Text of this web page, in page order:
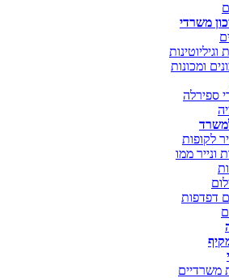
משרדי
וגיליוטינות
ומכונות
ספירלה
למשרד
לקופות
ונייר ממו
דפדפות
משרדיים